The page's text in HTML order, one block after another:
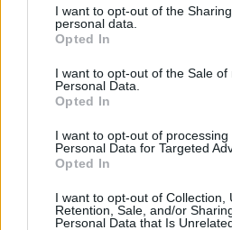
I want to opt-out of the
personal data.
Opted In
I want to opt-out of the Sale of
Personal Data.
Opted In
I want to opt-out of processing
Personal Data for Targeted
Opted In
I want to opt-out of Collection,
Retention, Sale, and/or
Personal Data that Is
de route naar PEC eruit
met lege handen achter
verlaten
Ajax-aanvoerder’